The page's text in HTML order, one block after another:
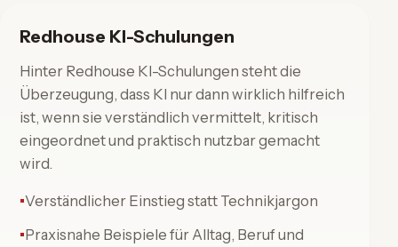
Redhouse KI-Schulungen
Hinter Redhouse KI-Schulungen steht die
Überzeugung, dass KI nur dann wirklich hilfreich
ist, wenn sie verständlich vermittelt, kritisch
eingeordnet und praktisch nutzbar gemacht
wird.
Verständlicher Einstieg statt Technikjargon
Praxisnahe Beispiele für Alltag, Beruf und